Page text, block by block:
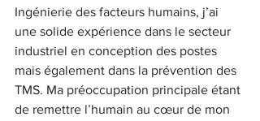
Ingénierie des facteurs humains, j’ai
une solide expérience dans le secteur
industriel en conception des postes
mais également dans la prévention des
TMS. Ma préoccupation principale étant
de remettre l’humain au cœur de mon